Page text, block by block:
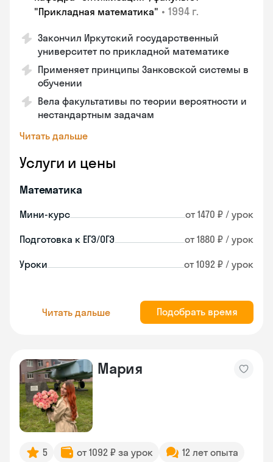
"Прикладная математика" • 1994 г.
Закончил Иркутский государственный
университет по прикладной математике
Применяет принципы Занковской системы в
обучении
Вела факультативы по теории вероятности и
нестандартным задачам
Читать дальше
Услуги и цены
Математика
Мини-курс от 1470 ₽ / урок
Подготовка к ЕГЭ/ОГЭ от 1880 ₽ / урок
Уроки от 1092 ₽ / урок
Читать дальше Подобрать время
Мария
5 от 1092 ₽ за урок 12 лет опыта